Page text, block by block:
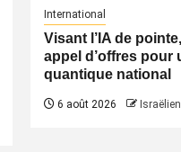
International
Visant l’IA de
appel d’offres pour
quantique national
6 août 2026 Israëlien